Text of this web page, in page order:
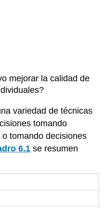
mejorar la calidad de
variedad de técnicas
tomando
tomando decisiones
6.1 se resumen